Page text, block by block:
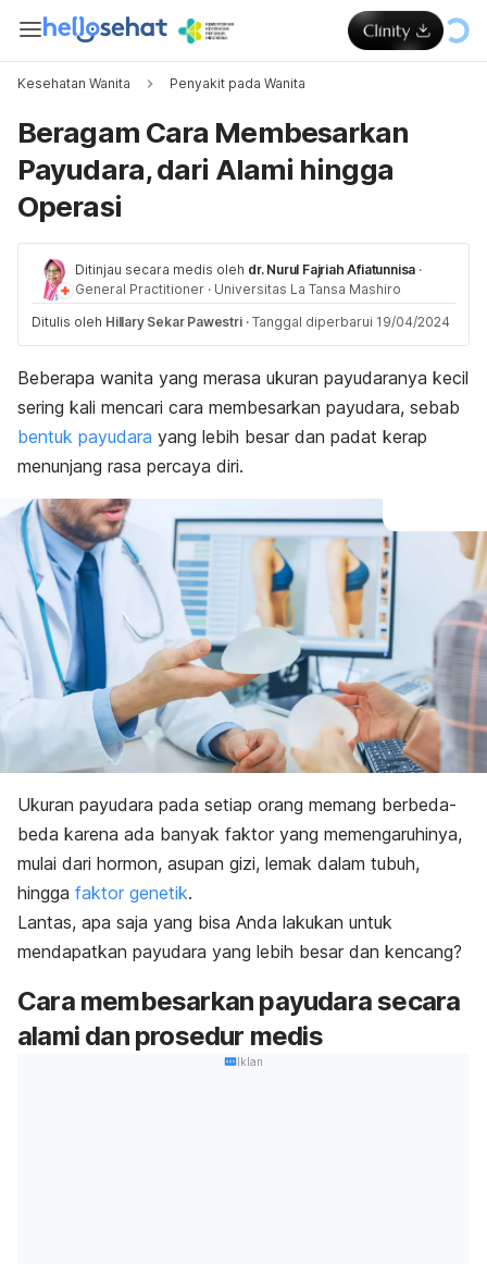
Kesehatan Wanita Penyakit pada Wanita
Beragam Cara Membesarkan
Payudara, dari Alami hingga
Operasi
Ditinjau secara medis oleh dr. Nurul Fajriah Afiatunnisa ·
General Practitioner · Universitas La Tansa Mashiro
Ditulis oleh Hillary Sekar Pawestri · Tanggal diperbarui 19/04/2024
Beberapa wanita yang merasa ukuran payudaranya kecil
sering kali mencari cara membesarkan payudara, sebab
bentuk payudara yang lebih besar dan padat kerap
menunjang rasa percaya diri.
Ukuran payudara pada setiap orang memang berbeda-
beda karena ada banyak faktor yang memengaruhinya,
mulai dari hormon, asupan gizi, lemak dalam tubuh,
hingga faktor genetik.
Lantas, apa saja yang bisa Anda lakukan untuk
mendapatkan payudara yang lebih besar dan kencang?
Cara membesarkan payudara secara
alami dan prosedur medis
Iklan